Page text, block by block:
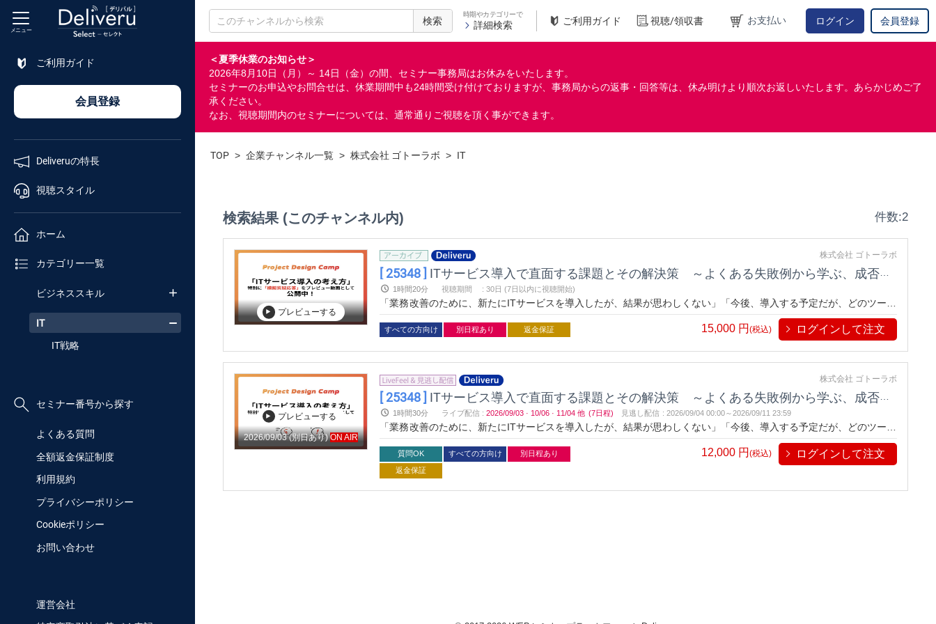
検索
時期やカテゴリーで
詳細検索 ご利用ガイド 視聴/領収書 お支払い ログイン 会員登録
＜夏季休業のお知らせ＞
2026年8月10日（月）～ 14日（金）の間、セミナー事務局はお休みをいたします。
セミナーのお申込やお問合せは、休業期間中も24時間受け付けておりますが、事務局からの返事・回答等は、休み明けより順次お返しいたします。あらかじめご了
承ください。
なお、視聴期間内のセミナーについては、通常通りご視聴を頂く事ができます。
メニュー
ご利用ガイド
会員登録
Deliveruの特長
視聴スタイル
ホーム
カテゴリー一覧
ビジネススキル
IT
IT戦略
セミナー番号から探す
よくある質問
全額返金保証制度
利用規約
プライバシーポリシー
Cookieポリシー
お問い合わせ
運営会社
セミナー
番号検索
TOP > 企業チャンネル一覧 > 株式会社 ゴトーラボ > IT
検索結果 (このチャンネル内) 件数:2
プレビューする
株式会社 ゴトーラボ
[ 25348 ] ITサービス導入で直面する課題とその解決策 ～よくある失敗例から学ぶ、成否を分ける最大の要因～
1時間20分 視聴期間 : 30日 (7日以内に視聴開始)
「業務改善のために、新たにITサービスを導入したが、結果が思わしくない」「今後、導入する予定だが、どのツール
を入れたらよいか、決めきれない」という諸問題の解決方法の、決定版！
すべての方向け 別日程あり 返金保証 15,000 円(税込) ログインして注文
プレビューする
2026/09/03 (別日あり) ON AIR
株式会社 ゴトーラボ
[ 25348 ] ITサービス導入で直面する課題とその解決策 ～よくある失敗例から学ぶ、成否を分ける最大の要因～
1時間30分 ライブ配信 : 2026/09/03 · 10/06 · 11/04 他 (7日程) 見逃し配信 : 2026/09/04 00:00～2026/09/11 23:59
「業務改善のために、新たにITサービスを導入したが、結果が思わしくない」「今後、導入する予定だが、どのツール
を入れたらよいか、決めきれない」という諸問題の解決方法の、決定版！
質問OK すべての方向け
別日程あり
返金保証
12,000 円 (税込) ログインして注文